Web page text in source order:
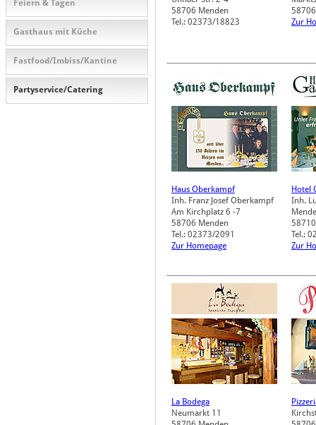
Feiern & Tagen
Gasthaus mit Küche
Fastfood/Imbiss/Kantine
Partyservice/Catering
58706 Menden
Tel.: 02373/18823
58706
Zur
Haus Oberkampf
Inh. Franz Josef Oberkampf
Am Kirchplatz 6 -7
58706 Menden
Tel.: 02373/2091
Zur Homepage
Hotel
Inh.
58710
Tel.:
Zur
La Bodega
Neumarkt 11